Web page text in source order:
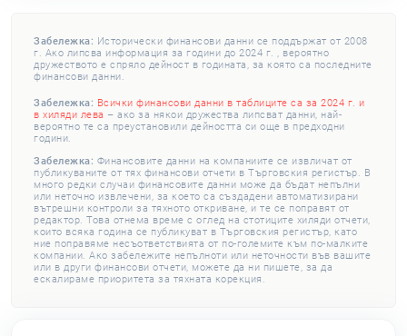
Забележка: Исторически финансови данни се поддържат от 2008
г. Ако липсва информация за години до 2024 г. , вероятно
дружеството е спряло дейност в годината, за която са последните
финансови данни.
Забележка: Всички финансови данни в таблиците са за 2024 г. и
в хиляди лева – ако за някои дружества липсват данни, най-
вероятно те са преустановили дейността си още в предходни
години.
Забележка: Финансовите данни на компаниите се извличат от
публикуваните от тях финансови отчети в Търговския регистър. В
много редки случаи финансовите данни може да бъдат непълни
или неточно извлечени, за което са създадени автоматизирани
вътрешни контроли за тяхното откриване, и те се поправят от
редактор. Това отнема време с оглед на стотиците хиляди отчети,
които всяка година се публикуват в Търговския регистър, като
ние поправяме несъответствията от по-големите към по-малките
компании. Ако забележите непълноти или неточности във вашите
или в други финансови отчети, можете да ни пишете, за да
ескалираме приоритета за тяхната корекция.